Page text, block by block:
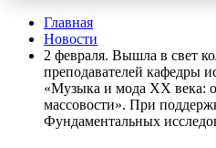
Главная
Новости
2 февраля. Вышла в свет
преподавателей кафедры
«Музыка и мода XX века:
массовости». При
Фундаментальных